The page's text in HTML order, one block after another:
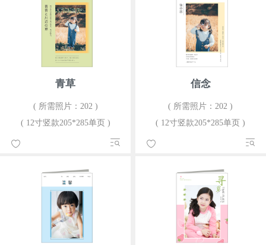
青草
( 所需照片：202 )
( 12寸竖款205*285单页 )
信念
( 所需照片：202 )
( 12寸竖款205*285单页 )